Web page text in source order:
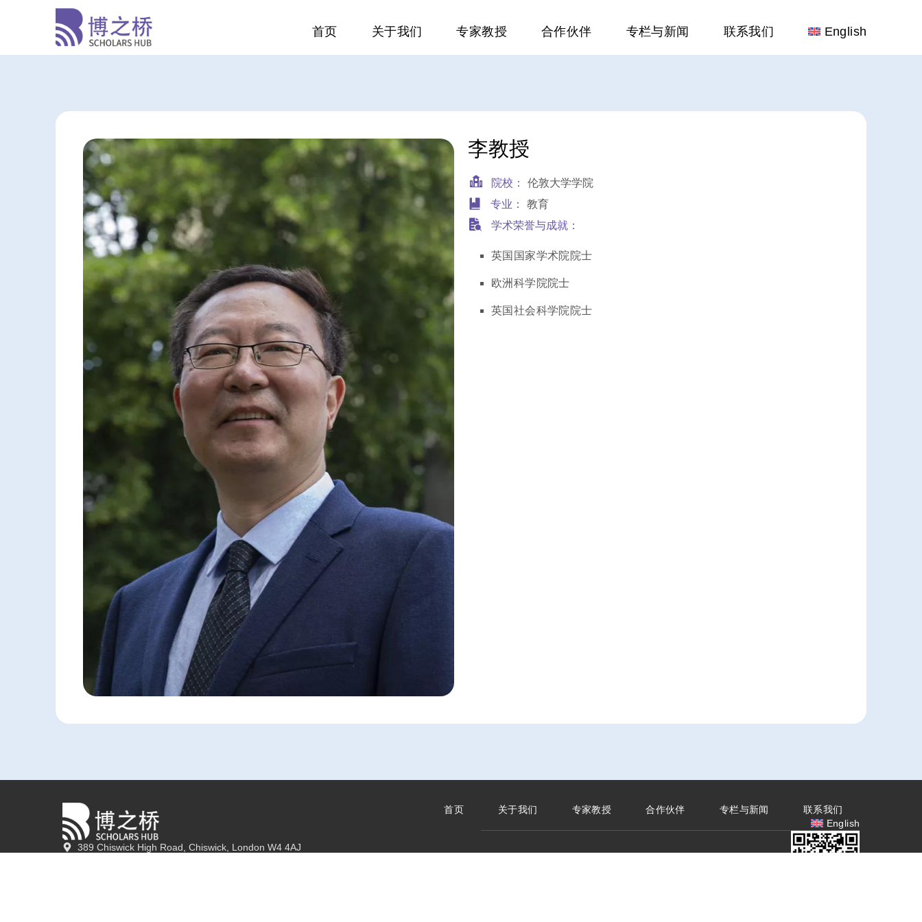
首页 关于我们 专家教授 合作伙伴 专栏与新闻 联系我们 English
李教授
院校：
伦敦大学学院
专业：
教育
学术荣誉与成就：
英国国家学术院院士
欧洲科学院院士
英国社会科学院院士
389 Chiswick High Road, Chiswick, London W4 4AJ
首页 关于我们 专家教授 合作伙伴 专栏与新闻
联系我们
English